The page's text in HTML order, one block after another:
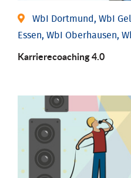
WbI Dortmund, WbI
Essen, WbI Oberhausen,
Karriere­coaching 4.0